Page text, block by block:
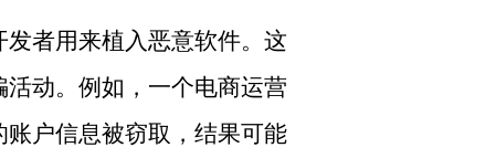
者用来植入恶意软件。这
动。例如，一个电商运营
户信息被窃取，结果可能